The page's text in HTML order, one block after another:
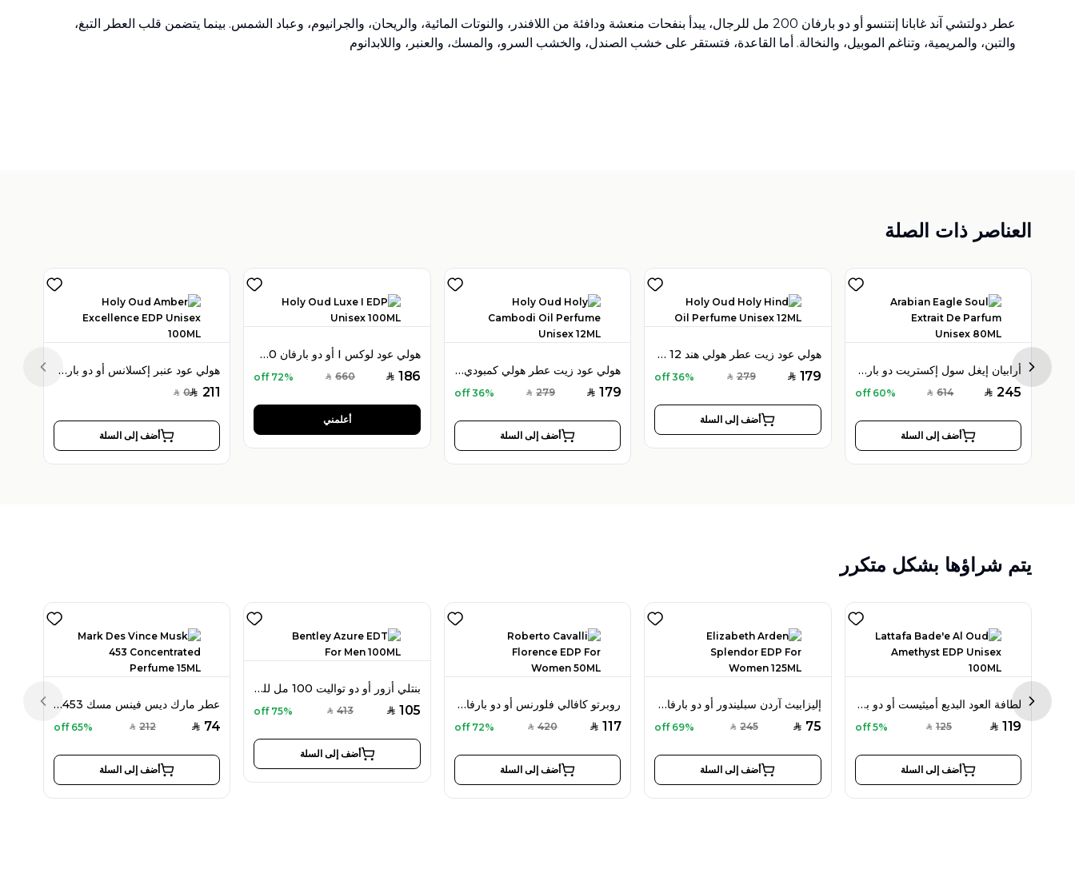
عطر دولتشي آند غابانا إنتنسو أو دو بارفان 200 مل للرجال، يبدأ بنفحات منعشة ودافئة من اللافندر، والنوتات المائية، والريحان، والجرانيوم، وعباد الشمس. بينما يتضمن قلب العطر التبغ،
والتبن، والمريمية، وتناغم الموبيل، والنخالة. أما القاعدة، فتستقر على خشب الصندل، والخشب السرو، والمسك، والعنبر، واللابدانوم
العناصر ذات الصلة
هولي عود عنبر إكسلانس أو دو بارفان 100 مل للجنسين
SAR 211
SAR 0
أضف إلى السلة
هولي عود لوكس I أو دو بارفان 100 مل للجنسين
SAR 186
SAR 660
72% off
أعلمني
هولي عود زيت عطر هولي كمبودي 12 مل للجنسين
SAR 179
SAR 279
36% off
أضف إلى السلة
هولي عود زيت عطر هولي هند 12 مل للجنسين
SAR 179
SAR 279
36% off
أضف إلى السلة
أرابيان إيغل سول إكستريت دو بارفان 80 مل للرجال
SAR 245
SAR 614
60% off
أضف إلى السلة
Previous slide Next
يتم شراؤها بشكل متكرر
عطر مارك ديس فينس مسك 453 بارفان مركز 15 مل
SAR 74
SAR 212
65% off
أضف إلى السلة
بنتلي أزور أو دو تواليت 100 مل للرجال
SAR 105
SAR 413
75% off
أضف إلى السلة
روبرتو كافالي فلورنس أو دو بارفان 50 مل للنساء
SAR 117
SAR 420
72% off
أضف إلى السلة
إليزابيث آردن سبليندور أو دو بارفان 125 مل للنساء
SAR 75
SAR 245
69% off
أضف إلى السلة
لطافة العود البديع أميثيست أو دو بارفان 100 مل للجنسين
SAR 119
SAR 125
5% off
أضف إلى السلة
Previous slide Next